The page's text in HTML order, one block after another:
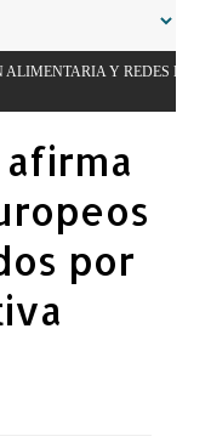
ESCOLARES
por